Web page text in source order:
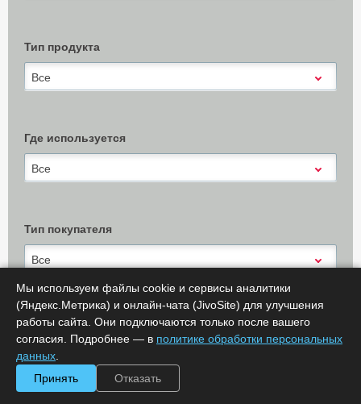
Тип продукта
Все
Где используется
Все
Тип покупателя
Все
Показать результаты ( 0) Х Очистить
Сообщить об ошибке
Мы используем файлы cookie и сервисы аналитики
(Яндекс.Метрика) и онлайн-чата (JivoSite) для улучшения
работы сайта. Они подключаются только после вашего
согласия. Подробнее — в политике обработки персональных
данных
Принять
Отказать